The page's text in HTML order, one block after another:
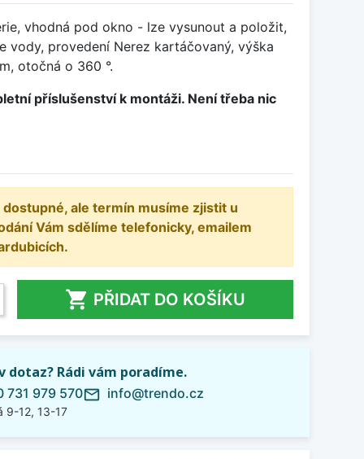
vhodná pod okno - lze vysunout a položit,
vody, provedení Nerez kartáčovaný, výška
otočná o 360 °.
příslušenství k montáži. Není třeba nic
ale termín musíme zjistit u
Vám sdělíme telefonicky, emailem
 PŘIDAT DO KOŠÍKU
dotaz? Rádi vám poradíme.
731 979 570
9-12, 13-17
mail_outline info@trendo.cz